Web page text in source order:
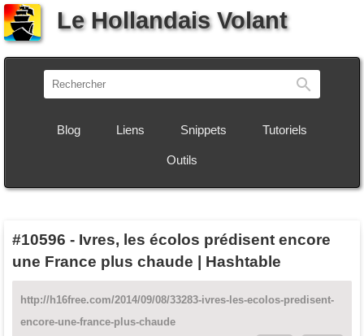
Le Hollandais Volant
Blog Liens Snippets Tutoriels
Outils
#10596 - Ivres, les écolos prédisent encore
une France plus chaude | Hashtable
http://h16free.com/2014/09/08/33283-ivres-les-ecolos-predisent-
encore-une-france-plus-chaude